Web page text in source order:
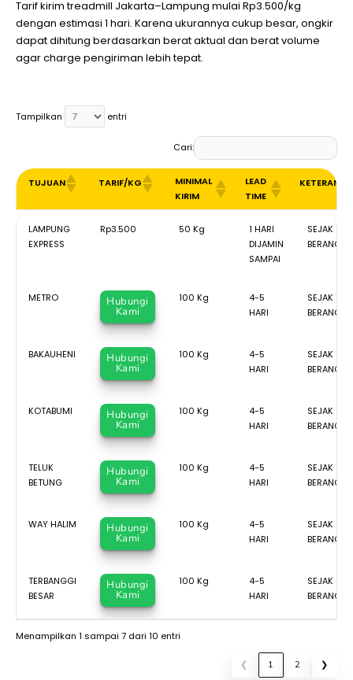
Tarif kirim treadmill Jakarta–Lampung mulai Rp3.500/kg
dengan estimasi 1 hari. Karena ukurannya cukup besar, ongkir
dapat dihitung berdasarkan berat aktual dan berat volume
agar charge pengiriman lebih tepat.
Tampilkan entri
Cari:
TUJUAN TARIF/KG
MINIMAL
KIRIM
LEAD
TIME
KIRIM
TIME
LAMPUNG
EXPRESS
Rp3.500 50 Kg
1 HARI
DIJAMIN
SAMPAI
SEJAK
METRO Hubungi
Kami
100 Kg
4-5
HARI
SEJAK
BAKAUHENI Hubungi
Kami
100 Kg
4-5
HARI
SEJAK
KOTABUMI Hubungi
Kami
100 Kg
4-5
HARI
SEJAK
TELUK
BETUNG
Hubungi
Kami
100 Kg
4-5
HARI
SEJAK
WAY HALIM Hubungi
Kami
100 Kg
4-5
HARI
SEJAK
TERBANGGI
BESAR
Hubungi
Kami
100 Kg
4-5
HARI
SEJAK
Menampilkan 1 sampai 7 dari 10 entri
❮ 1 2 ❯